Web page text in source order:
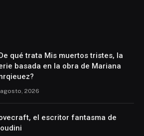
qué trata Mis muertos tristes, la
basada en la obra de Mariana
2026
el escritor fantasma de